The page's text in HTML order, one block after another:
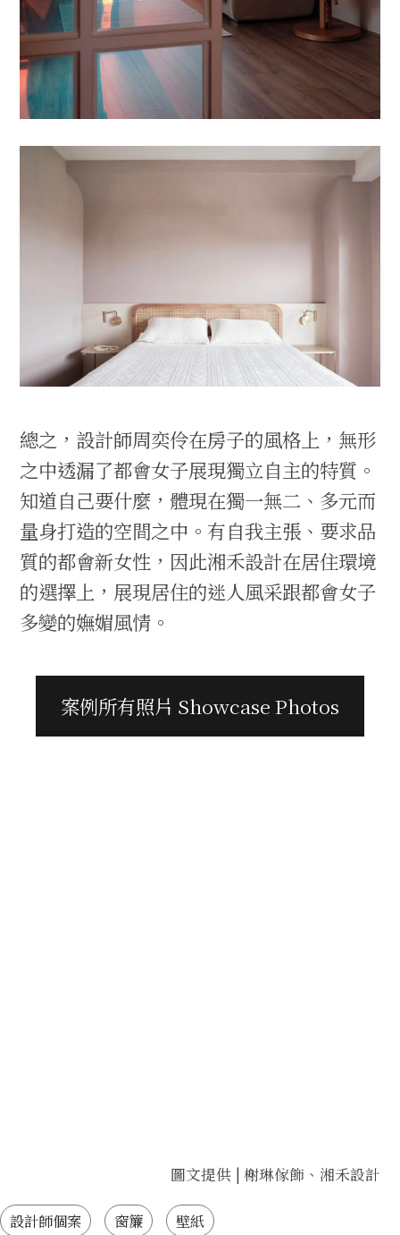
總之，設計師周奕伶在房子的風格上，無形
之中透漏了都會女子展現獨立自主的特質。
知道自己要什麼，體現在獨一無二、多元而
量身打造的空間之中。有自我主張、要求品
質的都會新女性，因此湘禾設計在居住環境
的選擇上，展現居住的迷人風采跟都會女子
多變的嫵媚風情。
案例所有照片 Showcase Photos
圖文提供 | 榭琳傢飾、湘禾設計
設計師個案 窗簾 壁紙